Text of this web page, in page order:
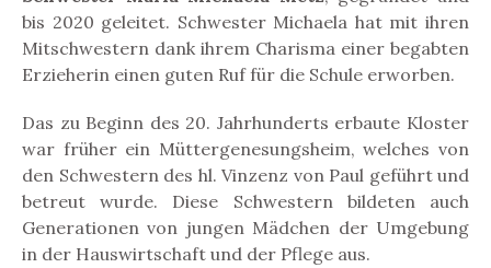
bis 2020 geleitet. Schwester Michaela hat mit ihren
Mitschwestern dank ihrem Charisma einer begabten
Erzieherin einen guten Ruf für die Schule erworben.
Das zu Beginn des 20. Jahrhunderts erbaute Kloster
war früher ein Müttergenesungsheim, welches von
den Schwestern des hl. Vinzenz von Paul geführt und
betreut wurde. Diese Schwestern bildeten auch
Generationen von jungen Mädchen der Umgebung
in der Hauswirtschaft und der Pflege aus.